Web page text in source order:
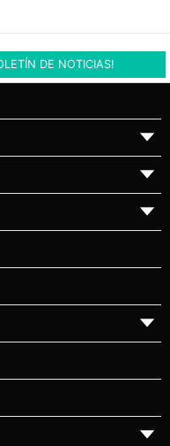
DE NOTICIAS!
▼
▼
▼
▼
▼